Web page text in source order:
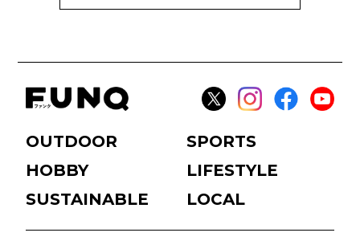
OUTDOOR
SPORTS
HOBBY
LIFESTYLE
SUSTAINABLE
LOCAL